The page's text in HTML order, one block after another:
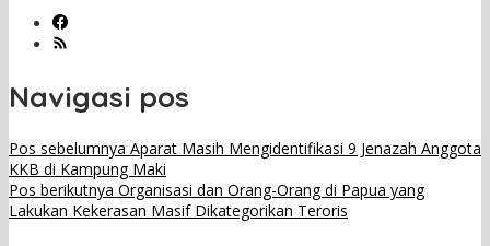
Navigasi pos
Pos sebelumnya Aparat Masih Mengidentifikasi 9 Jenazah Anggota
KKB di Kampung Maki
Pos berikutnya Organisasi dan Orang-Orang di Papua yang
Lakukan Kekerasan Masif Dikategorikan Teroris